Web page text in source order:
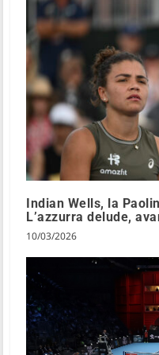
Indian Wells, la
L’azzurra delude,
10/03/2026